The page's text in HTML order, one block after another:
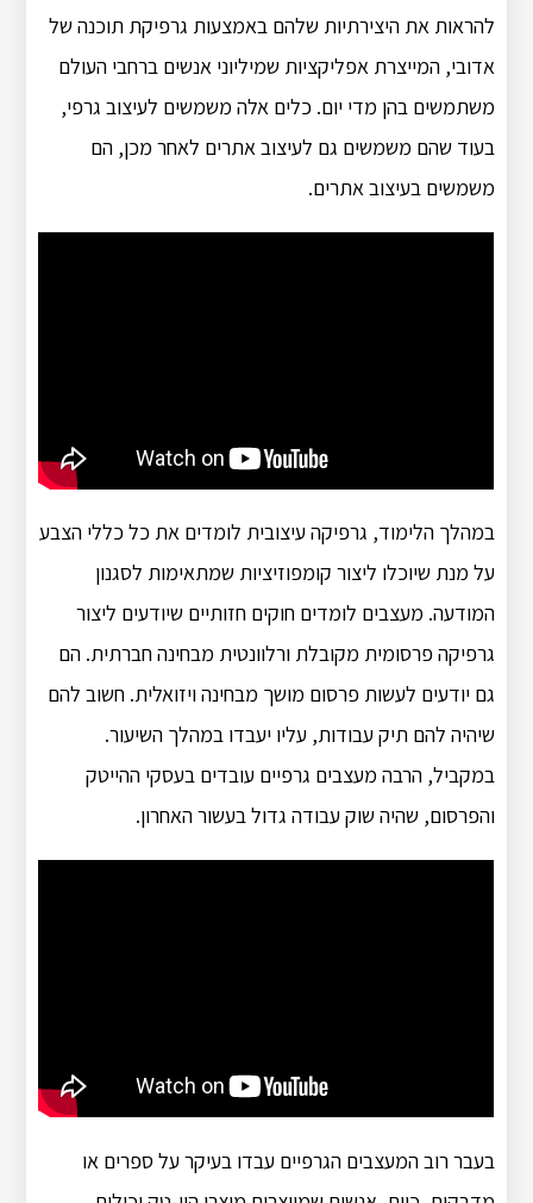
להראות את היצירתיות שלהם באמצעות גרפיקת תוכנה של
אדובי, המייצרת אפליקציות שמיליוני אנשים ברחבי העולם
משתמשים בהן מדי יום. כלים אלה משמשים לעיצוב גרפי,
בעוד שהם משמשים גם לעיצוב אתרים לאחר מכן, הם
משמשים בעיצוב אתרים.
במהלך הלימוד, גרפיקה עיצובית לומדים את כל כללי הצבע
על מנת שיוכלו ליצור קומפוזיציות שמתאימות לסגנון
המודעה. מעצבים לומדים חוקים חזותיים שיודעים ליצור
גרפיקה פרסומית מקובלת ורלוונטית מבחינה חברתית. הם
גם יודעים לעשות פרסום מושך מבחינה ויזואלית. חשוב להם
שיהיה להם תיק עבודות, עליו יעבדו במהלך השיעור.
במקביל, הרבה מעצבים גרפיים עובדים בעסקי ההייטק
והפרסום, שהיה שוק עבודה גדול בעשור האחרון.
בעבר רוב המעצבים הגרפיים עבדו בעיקר על ספרים או